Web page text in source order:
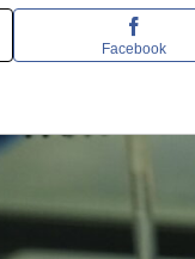
Facebook